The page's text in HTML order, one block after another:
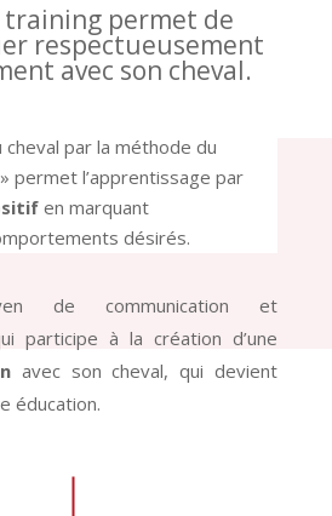
training permet de
respectueusement
avec son cheval.
cheval par la méthode du
permet l’apprentissage par
en marquant
désirés.
de communication et
participe à la création d’une
avec son cheval, qui devient
éducation.